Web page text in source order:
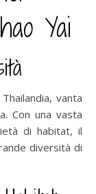
Yai
vanta
Con una vasta
di habitat, il
diversità di